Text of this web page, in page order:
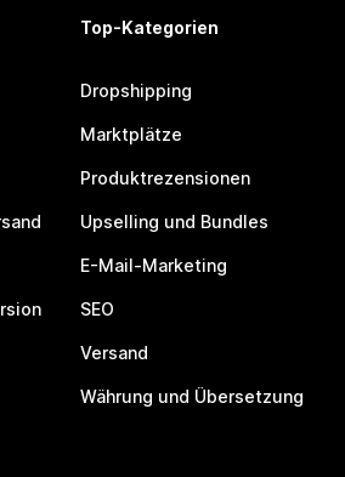
Top-Kategorien
Dropshipping
Marktplätze
Produktrezensionen
Upselling und Bundles
E-Mail-Marketing
SEO
Versand
Währung und Übersetzung